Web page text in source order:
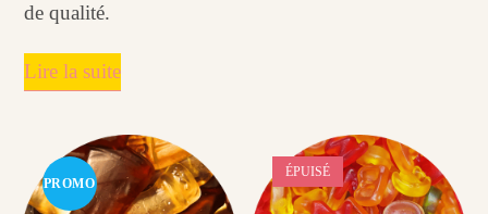
de qualité.
Lire la suite
PROMO
ÉPUISÉ